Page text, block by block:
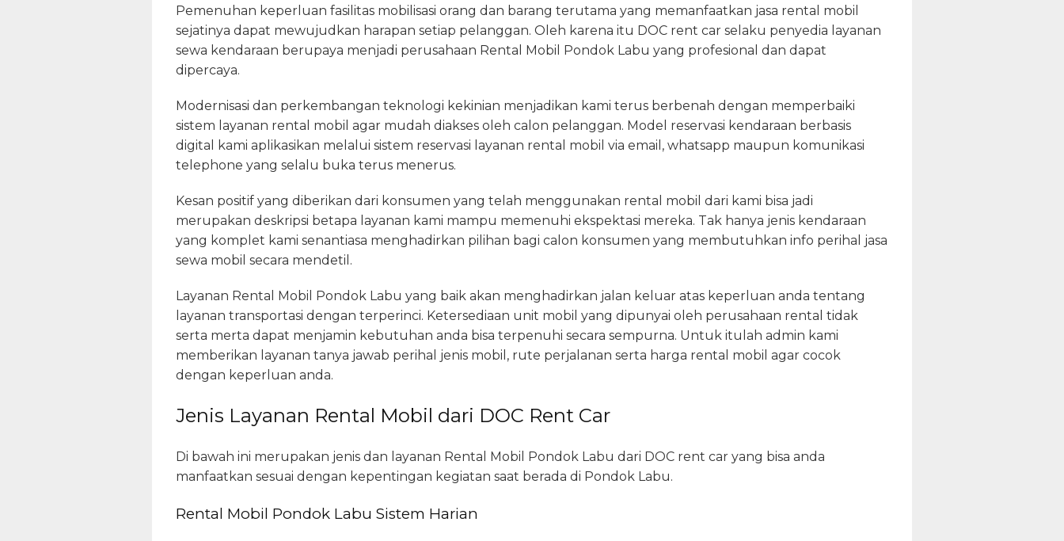
Pemenuhan keperluan fasilitas mobilisasi orang dan barang terutama yang memanfaatkan jasa rental mobil
sejatinya dapat mewujudkan harapan setiap pelanggan. Oleh karena itu DOC rent car selaku penyedia layanan
sewa kendaraan berupaya menjadi perusahaan Rental Mobil Pondok Labu yang profesional dan dapat
dipercaya.
Modernisasi dan perkembangan teknologi kekinian menjadikan kami terus berbenah dengan memperbaiki
sistem layanan rental mobil agar mudah diakses oleh calon pelanggan. Model reservasi kendaraan berbasis
digital kami aplikasikan melalui sistem reservasi layanan rental mobil via email, whatsapp maupun komunikasi
telephone yang selalu buka terus menerus.
Kesan positif yang diberikan dari konsumen yang telah menggunakan rental mobil dari kami bisa jadi
merupakan deskripsi betapa layanan kami mampu memenuhi ekspektasi mereka. Tak hanya jenis kendaraan
yang komplet kami senantiasa menghadirkan pilihan bagi calon konsumen yang membutuhkan info perihal jasa
sewa mobil secara mendetil.
Layanan Rental Mobil Pondok Labu yang baik akan menghadirkan jalan keluar atas keperluan anda tentang
layanan transportasi dengan terperinci. Ketersediaan unit mobil yang dipunyai oleh perusahaan rental tidak
serta merta dapat menjamin kebutuhan anda bisa terpenuhi secara sempurna. Untuk itulah admin kami
memberikan layanan tanya jawab perihal jenis mobil, rute perjalanan serta harga rental mobil agar cocok
dengan keperluan anda.
Jenis Layanan Rental Mobil dari DOC Rent Car
Di bawah ini merupakan jenis dan layanan Rental Mobil Pondok Labu dari DOC rent car yang bisa anda
manfaatkan sesuai dengan kepentingan kegiatan saat berada di Pondok Labu.
Rental Mobil Pondok Labu Sistem Harian